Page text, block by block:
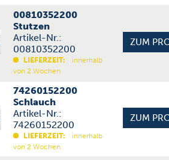
00810352200
Stutzen
Artikel-Nr.:
00810352200
LIEFERZEIT:
innerhalb
von 2 Wochen
74260152200
Schlauch
Artikel-Nr.:
74260152200
LIEFERZEIT:
innerhalb
von 2 Wochen